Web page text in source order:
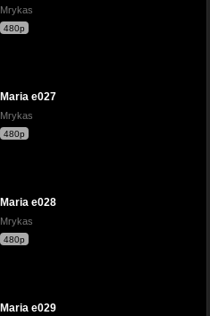
Mrykas
480p
Maria e027
Mrykas
480p
Maria e028
Mrykas
480p
Maria e029